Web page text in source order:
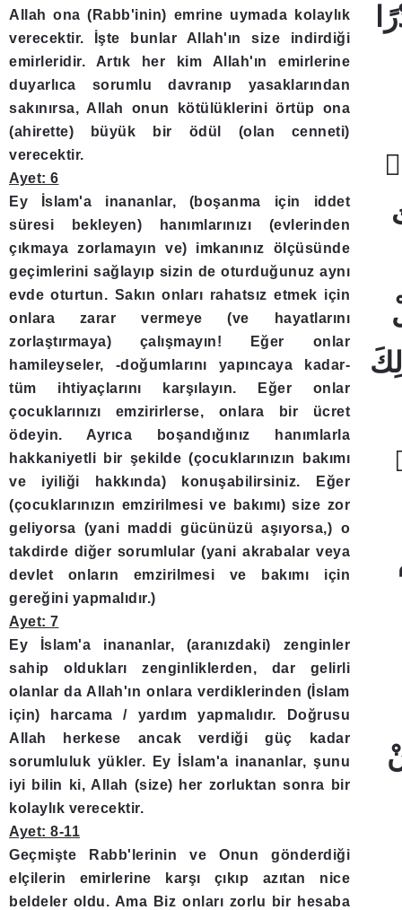
Allah ona (Rabb'inin) emrine uymada kolaylık
verecektir. İşte bunlar Allah'ın size indirdiği
emirleridir. Artık her kim Allah'ın emirlerine
duyarlıca sorumlu davranıp yasaklarından
sakınırsa, Allah onun kötülüklerini örtüp ona
(ahirette) büyük bir ödül (olan cenneti)
verecektir.
Ayet: 6
Ey İslam'a inananlar, (boşanma için iddet
süresi bekleyen) hanımlarınızı (evlerinden
çıkmaya zorlamayın ve) imkanınız ölçüsünde
geçimlerini sağlayıp sizin de oturduğunuz aynı
evde oturtun. Sakın onları rahatsız etmek için
onlara zarar vermeye (ve hayatlarını
zorlaştırmaya) çalışmayın! Eğer onlar
hamileyseler, -doğumlarını yapıncaya kadar-
tüm ihtiyaçlarını karşılayın. Eğer onlar
çocuklarınızı emzirirlerse, onlara bir ücret
ödeyin. Ayrıca boşandığınız hanımlarla
hakkaniyetli bir şekilde (çocuklarınızın bakımı
ve iyiliği hakkında) konuşabilirsiniz. Eğer
(çocuklarınızın emzirilmesi ve bakımı) size zor
geliyorsa (yani maddi gücünüzü aşıyorsa,) o
takdirde diğer sorumlular (yani akrabalar veya
devlet onların emzirilmesi ve bakımı için
gereğini yapmalıdır.)
Ayet: 7
Ey İslam'a inananlar, (aranızdaki) zenginler
sahip oldukları zenginliklerden, dar gelirli
olanlar da Allah'ın onlara verdiklerinden (İslam
için) harcama / yardım yapmalıdır. Doğrusu
Allah herkese ancak verdiği güç kadar
sorumluluk yükler. Ey İslam'a inananlar, şunu
iyi bilin ki, Allah (size) her zorluktan sonra bir
kolaylık verecektir.
Ayet: 8-11
Geçmişte Rabb'lerinin ve Onun gönderdiği
elçilerin emirlerine karşı çıkıp azıtan nice
beldeler oldu. Ama Biz onları zorlu bir hesaba
﴿4﴾ ذٰلِكَ